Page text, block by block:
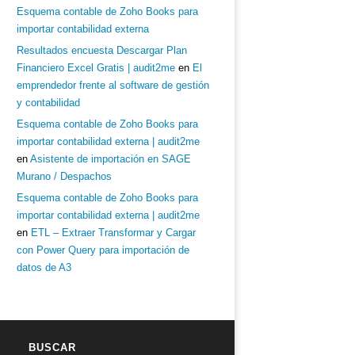
Esquema contable de Zoho Books para
importar contabilidad externa
Resultados encuesta Descargar Plan
Financiero Excel Gratis | audit2me en El
emprendedor frente al software de gestión
y contabilidad
Esquema contable de Zoho Books para
importar contabilidad externa | audit2me
en Asistente de importación en SAGE
Murano / Despachos
Esquema contable de Zoho Books para
importar contabilidad externa | audit2me
en ETL – Extraer Transformar y Cargar
con Power Query para importación de
datos de A3
BUSCAR